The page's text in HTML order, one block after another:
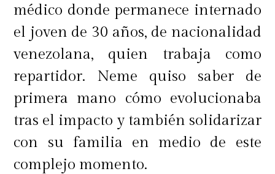
médico donde permanece internado
el joven de 30 años, de nacionalidad
venezolana, quien trabaja como
repartidor. Neme quiso saber de
primera mano cómo evolucionaba
tras el impacto y también solidarizar
con su familia en medio de este
complejo momento.